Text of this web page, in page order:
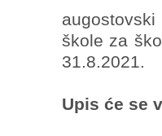
škole za
31.8.2021.
Upis će se